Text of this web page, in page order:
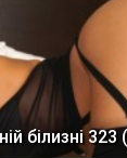
білизні